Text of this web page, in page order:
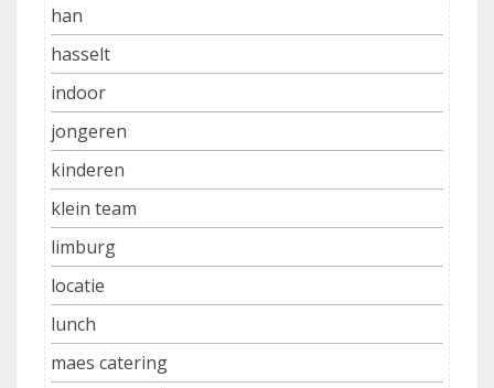
han
hasselt
indoor
jongeren
kinderen
klein team
limburg
locatie
lunch
maes catering